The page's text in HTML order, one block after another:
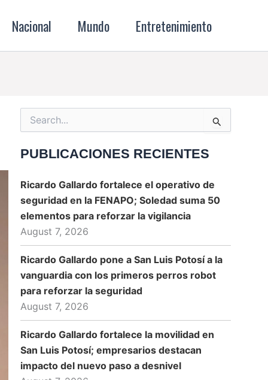
Nacional Mundo Entretenimiento
Search
for:
PUBLICACIONES RECIENTES
Ricardo Gallardo fortalece el operativo de
seguridad en la FENAPO; Soledad suma 50
elementos para reforzar la vigilancia
August 7, 2026
Ricardo Gallardo pone a San Luis Potosí a la
vanguardia con los primeros perros robot
para reforzar la seguridad
August 7, 2026
Ricardo Gallardo fortalece la movilidad en
San Luis Potosí; empresarios destacan
impacto del nuevo paso a desnivel